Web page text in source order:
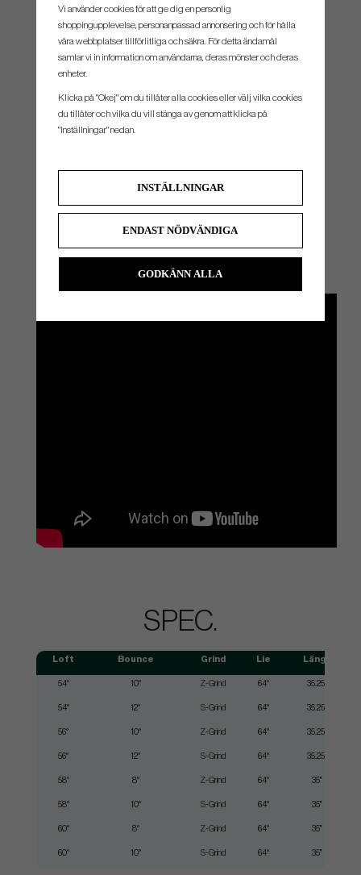
BONDED TUNGSTEN FOR A LOWER, MORE CONTROLLED
By using tungsten high in the topline, Callaway are able to give players a shot that will
naturally launch lower providing more control and spin into the greens.
SPEC.
Loft Bounce Grind Lie Längd
54° 10° Z-Grind 64° 35.25"
54° 12° S-Grind 64° 35.25"
56° 10° Z-Grind 64° 35.25"
56° 12° S-Grind 64° 35.25"
58° 8° Z-Grind 64° 35"
58° 10° S-Grind 64° 35"
60° 8° Z-Grind 64° 35"
60° 10° S-Grind 64° 35"
Vi använder cookies för att ge dig en personlig
shoppingupplevelse, personanpassad annonsering och för hålla
våra webbplatser tillförlitliga och säkra. För detta ändamål
samlar vi in information om användarna, deras mönster och deras
enheter.
Klicka på "Okej" om du tillåter alla cookies eller välj vilka cookies
du tillåter och vilka du vill stänga av genom att klicka på
"Inställningar" nedan.
INSTÄLLNINGAR
ENDAST NÖDVÄNDIGA
GODKÄNN ALLA